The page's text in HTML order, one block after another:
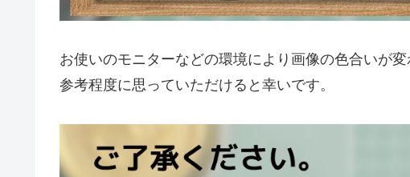
お使いのモニターなどの環境により画像の色合いが変
参考程度に思っていただけると幸いです。